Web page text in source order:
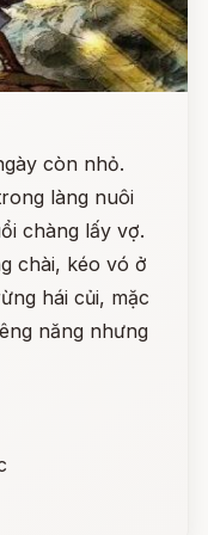
còn nhỏ.
làng nuôi
chàng lấy vợ.
chài, kéo vó ở
hái củi, mặc
năng nhưng